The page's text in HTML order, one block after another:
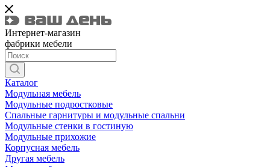
Интернет-магазин
фабрики мебели
Каталог
Модульная мебель
Модульные подростковые
Спальные гарнитуры и модульные спальни
Модульные стенки в гостиную
Модульные прихожие
Корпусная мебель
Другая мебель